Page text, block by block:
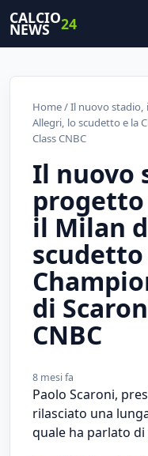
CALCIO
NEWS 24
Home/ Il nuovo stadio,
Allegri, lo scudetto e la
Class CNBC
Il nuovo
progetto
il Milan
scudetto
di
CNBC
8 mesi fa
Paolo Scaroni,
rilasciato una
quale ha parlato